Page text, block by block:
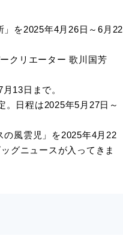
を2025年4月26日～6月22
クリエーター 歌川国芳
13日まで。
。日程は2025年5月27日～
風雲児」を2025年4月22
グニュースが入ってきま